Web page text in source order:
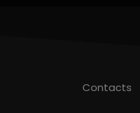
Contacts